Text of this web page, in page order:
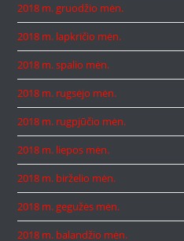
2018 m. gruodžio mėn.
2018 m. lapkričio mėn.
2018 m. spalio mėn.
2018 m. rugsėjo mėn.
2018 m. rugpjūčio mėn.
2018 m. liepos mėn.
2018 m. birželio mėn.
2018 m. gegužės mėn.
2018 m. balandžio mėn.